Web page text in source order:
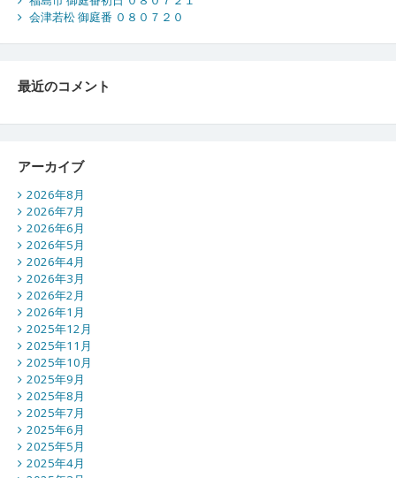
会津若松 御庭番 ０８０７２０
最近のコメント
アーカイブ
2026年8月
2026年7月
2026年6月
2026年5月
2026年4月
2026年3月
2026年2月
2026年1月
2025年12月
2025年11月
2025年10月
2025年9月
2025年8月
2025年7月
2025年6月
2025年5月
2025年4月